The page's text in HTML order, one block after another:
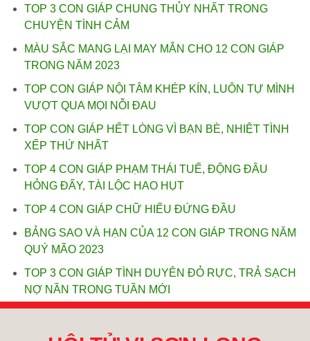
TOP 3 CON GIÁP CHUNG THỦY NHẤT TRONG
CHUYỆN TÌNH CẢM
MÀU SẮC MANG LẠI MAY MẮN CHO 12 CON GIÁP
TRONG NĂM 2023
TOP CON GIÁP NỘI TÂM KHÉP KÍN, LUÔN TỰ MÌNH
VƯỢT QUA MỌI NỖI ĐAU
TOP CON GIÁP HẾT LÒNG VÌ BẠN BÈ, NHIỆT TÌNH
XẾP THỨ NHẤT
TOP 4 CON GIÁP PHẠM THÁI TUẾ, ĐỘNG ĐÂU
HỎNG ĐẤY, TÀI LỘC HAO HỤT
TOP 4 CON GIÁP CHỮ HIẾU ĐỨNG ĐẦU
BẢNG SAO VÀ HẠN CỦA 12 CON GIÁP TRONG NĂM
QUÝ MÃO 2023
TOP 3 CON GIÁP TÌNH DUYÊN ĐỎ RỰC, TRẢ SẠCH
NỢ NẦN TRONG TUẦN MỚI